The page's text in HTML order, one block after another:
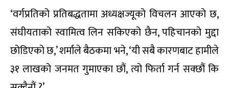
‘वर्गप्रतिको प्रतिबद्धतामा अध्यक्षज्यूको विचलन आएको छ,
संघीयताको स्वामित्व लिन सकिएको छैन, पहिचानको मुद्दा
छोडिएको छ,’ शर्माले बैठकमा भने, ‘यी सबै कारणबाट हामीले
३१ लाखको जनमत गुमाएका छौं, त्यो फिर्ता गर्न सक्छौं कि